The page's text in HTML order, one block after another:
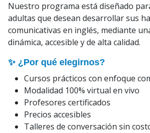
Nuestro programa está diseñado
adultas que desean desarrollar sus
comunicativas en inglés, mediante
dinámica, accesible y de alta calidad.
✨ ¿Por qué elegirnos?
Cursos prácticos con enfoque
Modalidad 100% virtual en vivo
Profesores certificados
Precios accesibles
Talleres de conversación sin